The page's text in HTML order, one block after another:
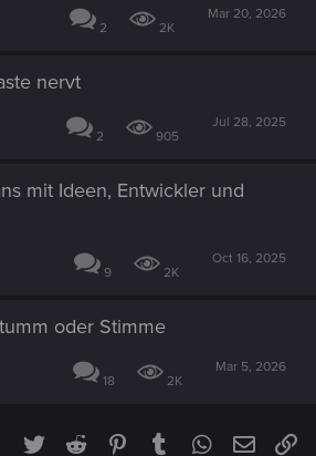
2 2K
Mar 20, 2026
nervt
2 905
Jul 28, 2025
mit Ideen, Entwickler und
9 2K
Oct 16, 2025
oder Stimme
18 2K
Mar 5, 2026
Facebook
TwitterReddit PinterestTumblrWhatsApp
Email